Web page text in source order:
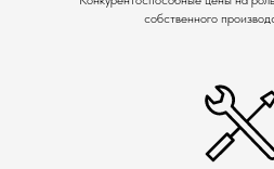
собственного